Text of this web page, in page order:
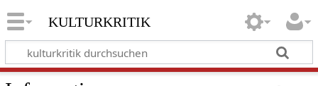
kulturkritik